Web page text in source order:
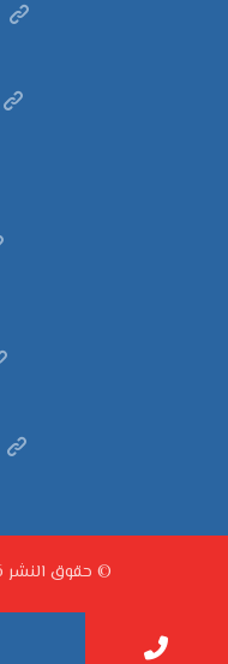
© حقوق النشر 2026. كل الحقوق محفوظة.